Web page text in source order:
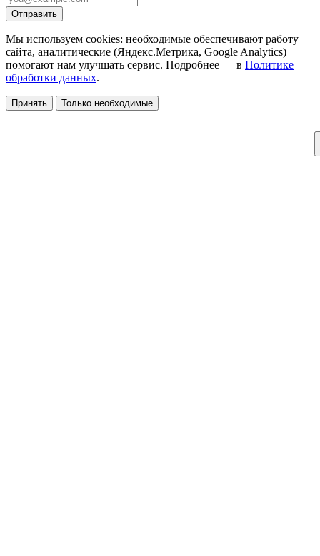
Отправить
Мы используем cookies: необходимые обеспечивают работу
сайта, аналитические (Яндекс.Метрика, Google Analytics)
помогают нам улучшать сервис. Подробнее — в Политике
обработки данных.
Принять Только необходимые